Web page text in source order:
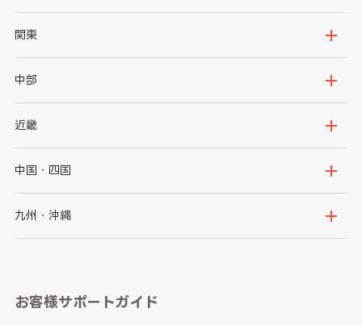
北海道
岩手県
秋田県
関東
茨城県
群馬県
千葉県
神奈川県
中部
新潟県
石川県
山梨県
愛知県
近畿
大阪府
京都府
和歌山県
中国・四国
鳥取県
山口県
九州・沖縄
長崎県
お客様サポートガイド